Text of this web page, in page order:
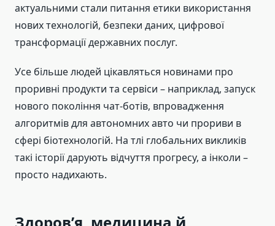
актуальними стали питання етики використання
нових технологій, безпеки даних, цифрової
трансформації державних послуг.
Усе більше людей цікавляться новинами про
проривні продукти та сервіси – наприклад, запуск
нового покоління чат-ботів, впровадження
алгоритмів для автономних авто чи прориви в
сфері біотехнологій. На тлі глобальних викликів
такі історії дарують відчуття прогресу, а інколи –
просто надихають.